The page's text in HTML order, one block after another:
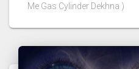
Me Gas Cylinder Dekhna )